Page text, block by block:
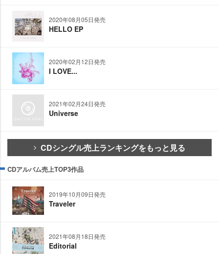
2020年08月05日発売
HELLO EP
2020年02月12日発売
I LOVE...
2021年02月24日発売
Universe
CDシングル売上ランキングをもっと見る
CDアルバム売上TOP3作品
2019年10月09日発売
Traveler
2021年08月18日発売
Editorial